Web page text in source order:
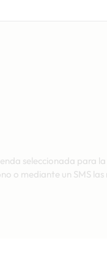
seleccionada para
o mediante un SMS